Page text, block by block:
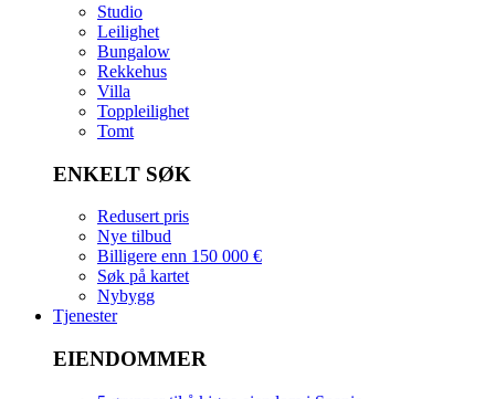
Studio
Leilighet
Bungalow
Rekkehus
Villa
Toppleilighet
Tomt
ENKELT SØK
Redusert pris
Nye tilbud
Billigere enn 150 000 €
Søk på kartet
Nybygg
Tjenester
EIENDOMMER